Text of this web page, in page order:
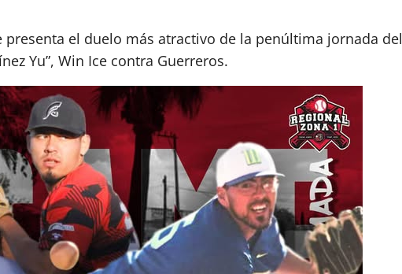
presenta el duelo más atractivo de la penúltima jornada del
Yu”, Win Ice contra Guerreros.